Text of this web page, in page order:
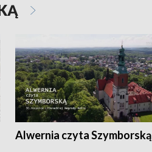
Alwernia czyta Szymborską